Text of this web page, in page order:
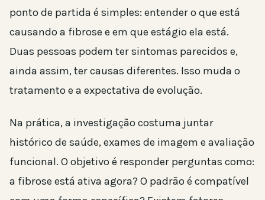
ponto de partida é simples: entender o que está
causando a fibrose e em que estágio ela está.
Duas pessoas podem ter sintomas parecidos e,
ainda assim, ter causas diferentes. Isso muda o
tratamento e a expectativa de evolução.
Na prática, a investigação costuma juntar
histórico de saúde, exames de imagem e avaliação
funcional. O objetivo é responder perguntas como:
a fibrose está ativa agora? O padrão é compatível